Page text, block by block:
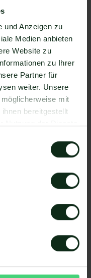
und Anzeigen zu
Medien anbieten
Website zu
zu Ihrer
Partner für
weiter. Unsere
mit
bereitgestellt
zur
FUGO Digital
je nach
gültige
wie die
Digital Signage
WhatsApp
hinzufügen
werden
versenden).